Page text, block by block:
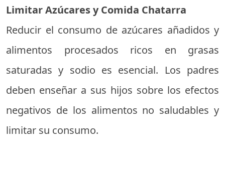
Limitar Azúcares y Comida Chatarra
Reducir el consumo de azúcares añadidos y
alimentos procesados ricos en grasas
saturadas y sodio es esencial. Los padres
deben enseñar a sus hijos sobre los efectos
negativos de los alimentos no saludables y
limitar su consumo.